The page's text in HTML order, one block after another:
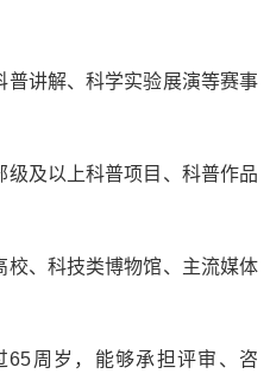
普讲解、科学实验展演等赛事
级及以上科普项目、科普作品
校、科技类博物馆、主流媒体
65周岁，能够承担评审、咨